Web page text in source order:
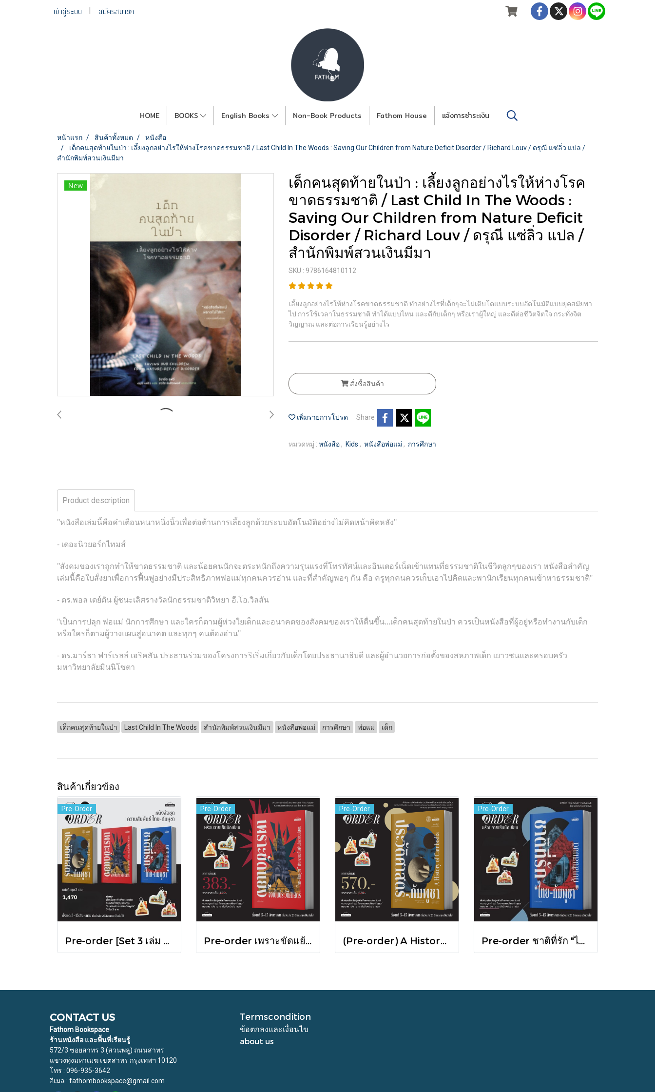
เข้าสู่ระบบ สมัครสมาชิก
HOME BOOKS English Books Non-Book Products Fathom House แจ้งการชำระเงิน
หน้าแรก สินค้าทั้งหมด
หนังสือ
เด็กคนสุดท้ายในป่า : เลี้ยงลูกอย่างไรให้ห่างโรคขาดธรรมชาติ / Last Child In The Woods : Saving Our Children from Nature Deficit Disorder / Richard Louv / ดรุณี แซ่ลิ่ว แปล /
สำนักพิมพ์สวนเงินมีมา
New
เด็กคนสุดท้ายในป่า : เลี้ยงลูกอย่างไรให้ห่างโรค
ขาดธรรมชาติ / Last Child In The Woods :
Saving Our Children from Nature Deficit
Disorder / Richard Louv / ดรุณี แซ่ลิ่ว แปล /
สำนักพิมพ์สวนเงินมีมา
SKU : 9786164810112
เลี้ยงลูกอย่างไรให้ห่างโรคขาดธรรมชาติ ทำอย่างไรที่เด็กๆจะไม่เติบโตแบบระบบอัตโนมัติแบบยุคสมัยพา
ไป การใช้เวลาในธรรมชาติ ทำได้แบบไหน และดีกับเด็กๆ หรือเราผู้ใหญ่ และดีต่อชีวิตจิตใจ กระทั่งจิต
วิญญาณ และต่อการเรียนรู้อย่างไร
สั่งซื้อสินค้า
เพิ่มรายการโปรด Share
หมวดหมู่ : หนังสือ , Kids , หนังสือพ่อแม่ , การศึกษา
Product description
"หนังสือเล่มนี้คือคำเตือนหนาหนึ่งนิ้วเพื่อต่อต้านการเลี้ยงลูกด้วยระบบอัตโนมัติอย่างไม่คิดหน้าคิดหลัง"
- เดอะนิวยอร์กไทมส์
"สังคมของเราถูกทำให้ขาดธรรมชาติ และน้อยคนนักจะตระหนักถึงความรุนแรงที่โทรทัศน์และอินเตอร์เน็ตเข้าแทนที่ธรรมชาติในชีวิตลูกๆของเรา หนังสือสำคัญ
เล่มนี้คือใบสั่งยาเพื่อการฟื้นฟูอย่างมีประสิทธิภาพพ่อแม่ทุกคนควรอ่าน และที่สำคัญพอๆ กัน คือ ครูทุกคนควรเก็บเอาไปคิดและพานักเรียนทุกคนเข้าหาธรรมชาติ"
- ดร.พอล เดย์ตัน ผู้ชนะเลิศรางวัลนักธรรมชาติวิทยา อี.โอ.วิลสัน
"เป็นการปลุก พ่อแม่ นักการศึกษา และใครก็ตามผู้ห่วงใยเด็กและอนาคตของสังคมของเราให้ตื่นขึ้น...เด็กคนสุดท้ายในป่า ควรเป็นหนังสือที่ผู้อยู่หรือทำงานกับเด็ก
หรือใครก็ตามผู้วางแผนสู่อนาคต และทุกๆ คนต้องอ่าน"
- ดร.มาร์ธา ฟาร์เรลล์ เอริคสัน ประธานร่วมของโครงการริเริ่มเกี่ยวกับเด็กโดยประธานาธิบดี และผู้อำนวยการก่อตั้งของสหภาพเด็ก เยาวชนและครอบครัว
มหาวิทยาลัยมินนิโซตา
เด็กคนสุดท้ายในป่า Last Child In The Woods สำนักพิมพ์สวนเงินมีมา หนังสือพ่อแม่ การศึกษา พ่อแม่ เด็ก
สินค้าเกี่ยวข้อง
Pre-Order
Pre-order [Set 3 เล่ม ] หนังสือชุดความสัมพันธ์ "ไทย-กัมพูชา" / มติชน
Pre-Order
Pre-order เพราะขัดแย้งจึงเป็นประวัติศาสตร์ "ไทย-กัมพูชา" กับความสัมพันธ์หวานปนขม / มติชน
Pre-Order
(Pre-order) A History of Cambodia ประวัติศาสตร์กัมพูชา (ฉบับปรับปรุงใหม่) / David Chandler / มติชน
Pre-Order
Pre-order ชาติที่รัก "ไทย-กัมพูชา" กับเส้นสมมติ / พวงทอง ภวัครพันธุ์ / มติชน
CONTACT US
Fathom Bookspace
ร้านหนังสือ และพื้นที่เรียนรู้
572/3 ซอยสาทร 3 (สวนพลู) ถนนสาทร
แขวงทุ่งมหาเมฆ เขตสาทร กรุงเทพฯ 10120
โทร : 096-935-3642
อีเมล : fathombookspace@gmail.com
Termscondition
ข้อตกลงและเงื่อนไข
about us